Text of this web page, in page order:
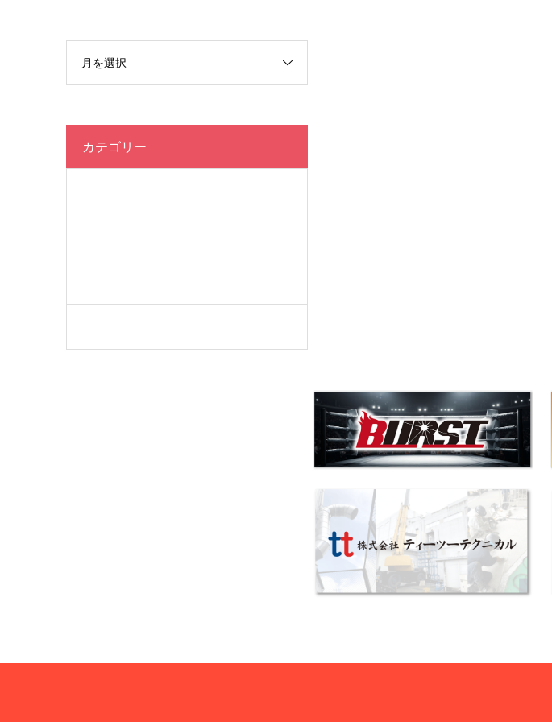
月を選択
カテゴリー